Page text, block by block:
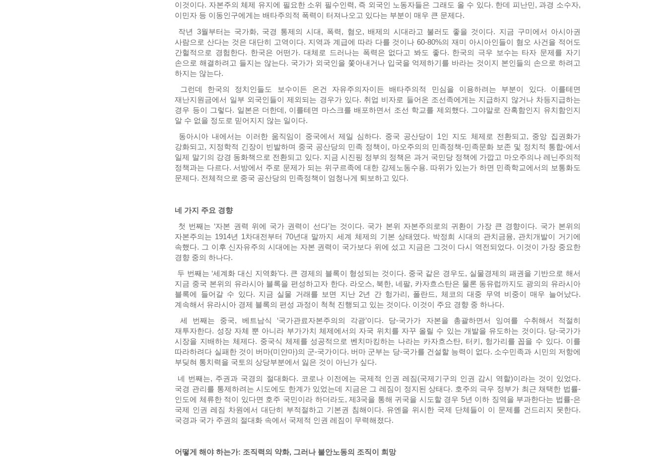
이것이다. 자본주의 체제 유지에 필요한 소위 필수인력, 즉 외국인 노동자들은 그래도 올 수 있다. 한데 피난민, 과경 소수자,
이민자 등 이동인구에게는 배타주의적 폭력이 터져나오고 있다는 부분이 매우 큰 문제다.
작년 3월부터는 국가화, 국경 통제의 시대, 폭력, 혐오, 배제의 시대라고 불러도 좋을 것이다. 지금 구미에서 아시아권
사람으로 산다는 것은 대단히 고역이다. 지역과 계급에 따라 다를 것이나 60-80%의 재미 아시아인들이 혐오 사건을 적어도
간헐적으로 경험한다. 한국은 어떤가. 대체로 드러나는 폭력은 없다고 봐도 좋다. 한국의 극우 보수는 타자 문제를 자기
손으로 해결하려고 들지는 않는다. 국가가 외국인을 쫓아내거나 입국을 억제하기를 바라는 것이지 본인들의 손으로 하려고
하지는 않는다.
그런데 한국의 정치인들도 보수이든 온건 자유주의자이든 배타주의적 민심을 이용하려는 부분이 있다. 이를테면
재난지원금에서 일부 외국인들이 제외되는 경우가 있다. 취업 비자로 들어온 조선족에게는 지급하지 않거나 차등지급하는
경우 등이 그렇다. 일본은 더한데, 이를테면 마스크를 배포하면서 조선 학교를 제외했다. 그야말로 잔혹함인지 유치함인지
알 수 없을 정도로 믿어지지 않는 일이다.
동아시아 내에서는 이러한 움직임이 중국에서 제일 심하다. 중국 공산당이 1인 지도 체제로 전환되고, 중앙 집권화가
강화되고, 지정학적 긴장이 빈발하며 중국 공산당의 민족 정책이, 마오주의의 민족정책-민족문화 보존 및 정치적 통합-에서
일제 말기의 강경 동화책으로 전환되고 있다. 지금 시진핑 정부의 정책은 과거 국민당 정책에 가깝고 마오주의나 레닌주의적
정책과는 다르다. 서방에서 주로 문제가 되는 위구르족에 대한 강제노동수용. 따위가 있는가 하면 민족학교에서의 보통화도
문제다. 전체적으로 중국 공산당의 민족정책이 엄청나게 퇴보하고 있다.
네 가지 주요 경향
첫 번째는 ‘자본 권력 위에 국가 권력이 선다’는 것이다. 국가 본위 자본주의로의 귀환이 가장 큰 경향이다. 국가 본위의
자본주의는 1914년 1차대전부터 70년대 말까지 세계 체제의 기본 상태였다. 박정희 시대의 관치금융, 관치개발이 거기에
속했다. 그 이후 신자유주의 시대에는 자본 권력이 국가보다 위에 섰고 지금은 그것이 다시 역전되었다. 이것이 가장 중요한
경향 중의 하나다.
두 번째는 ‘세계화 대신 지역화’다. 큰 경제의 블록이 형성되는 것이다. 중국 같은 경우도, 실물경제의 패권을 기반으로 해서
지금 중국 본위의 유라시아 블록을 편성하고자 한다. 라오스, 북한, 네팔, 카자흐스탄은 물론 동유럽까지도 광의의 유라시아
블록에 들어갈 수 있다. 지금 실물 거래를 보면 지난 2년 간 헝가리, 폴란드, 체코의 대중 무역 비중이 매우 늘어났다.
계속해서 유라시아 경제 블록의 편성 과정이 척척 진행되고 있는 것이다. 이것이 주요 경향 중 하나다.
세 번째는 중국, 베트남식 ‘국가관료자본주의의 각광’이다. 당-국가가 자본을 총괄하면서 잉여를 수취해서 적절히
재투자한다. 성장 자체 뿐 아니라 부가가치 체제에서의 자국 위치를 자꾸 올릴 수 있는 개발을 유도하는 것이다. 당-국가가
시장을 지배하는 체제다. 중국식 체제를 성공적으로 벤치마킹하는 나라는 카자흐스탄, 터키, 헝가리를 꼽을 수 있다. 이를
따라하려다 실패한 것이 버마(미얀마)의 군-국가이다. 버마 군부는 당-국가를 건설할 능력이 없다. 소수민족과 시민의 저항에
부딪혀 통치력을 국토의 상당부분에서 잃은 것이 아닌가 싶다.
네 번째는, 주권과 국경의 절대화다. 코로나 이전에는 국제적 인권 레짐(국제기구의 인권 감시 역할)이라는 것이 있었다.
국경 관리를 통제하려는 시도에도 한계가 있었는데 지금은 그 레짐이 정지된 상태다. 호주의 극우 정부가 최근 채택한 법률-
인도에 체류한 적이 있다면 호주 국민이라 하더라도, 제3국을 통해 귀국을 시도할 경우 5년 이하 징역을 부과한다는 법률-은
국제 인권 레짐 차원에서 대단히 부적절하고 기본권 침해이다. 유엔을 위시한 국제 단체들이 이 문제를 건드리지 못한다.
국경과 국가 주권의 절대화 속에서 국제적 인권 레짐이 무력해졌다.
어떻게 해야 하는가: 조직력의 약화, 그러나 불안노동의 조직이 희망